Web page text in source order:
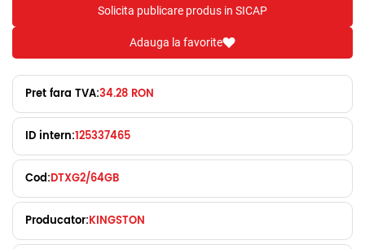
Solicita publicare produs in SICAP
Adauga la favorite
Pret fara TVA:34.28 RON
ID intern:125337465
Cod:DTXG2/64GB
Producator:KINGSTON